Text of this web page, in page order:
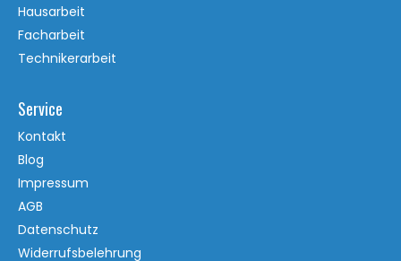
Hausarbeit
Facharbeit
Technikerarbeit
Service
Kontakt
Blog
Impressum
AGB
Datenschutz
Widerrufsbelehrung